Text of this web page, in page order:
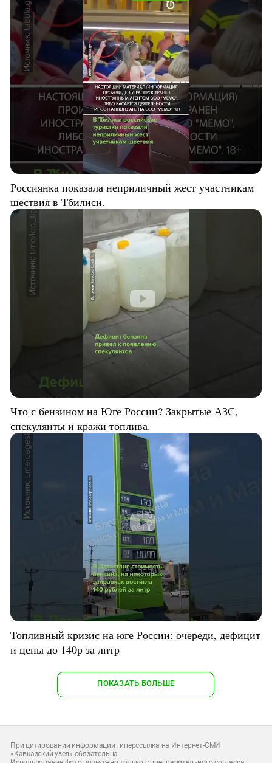
Россиянка показала неприличный жест участникам
шествия в Тбилиси.
Что с бензином на Юге России? Закрытые АЗС,
спекулянты и кражи топлива.
Топливный кризис на юге России: очереди, дефицит
и цены до 140р за литр
ПОКАЗАТЬ БОЛЬШЕ
При цитировании информации гиперссылка на Интернет-СМИ
«Кавказский узел» обязательна